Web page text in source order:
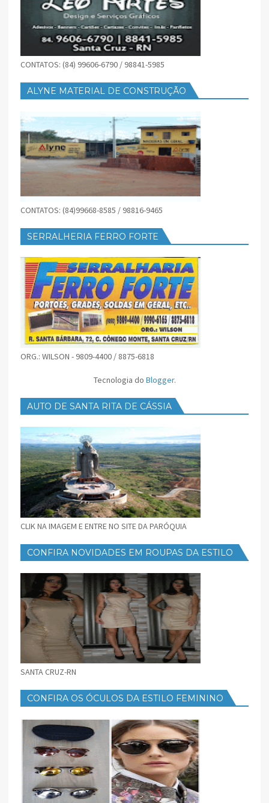
CONTATOS: (84) 99606-6790 / 98841-5985
ALYNE MATERIAL DE CONSTRUÇÃO
CONTATOS: (84)99668-8585 / 98816-9465
SERRALHERIA FERRO FORTE
ORG.: WILSON - 9809-4400 / 8875-6818
Tecnologia do Blogger.
AUTO DE SANTA RITA DE CÁSSIA
CLIK NA IMAGEM E ENTRE NO SITE DA PARÓQUIA
CONFIRA NOVIDADES EM ROUPAS DA ESTILO
SANTA CRUZ-RN
CONFIRA OS ÓCULOS DA ESTILO FEMININO